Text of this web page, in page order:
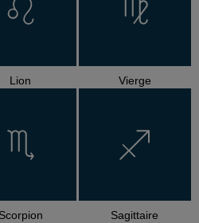
Lion Vierge
Scorpion Sagittaire